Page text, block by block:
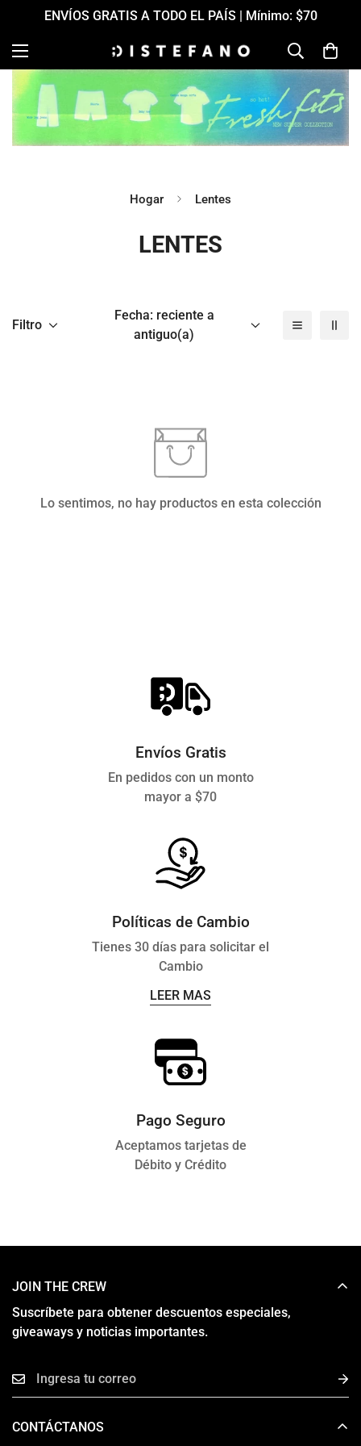
ENVÍOS GRATIS A TODO EL PAÍS | Mínimo: $70
Hogar Lentes
LENTES
Filtro
Fecha: reciente a
antiguo(a)
Lo sentimos, no hay productos en esta colección
Envíos Gratis
En pedidos con un monto
mayor a $70
Políticas de Cambio
Tienes 30 días para solicitar el
Cambio
LEER MAS
Pago Seguro
Aceptamos tarjetas de
Débito y Crédito
JOIN THE CREW
Suscríbete para obtener descuentos especiales,
giveaways y noticias importantes.
CONTÁCTANOS